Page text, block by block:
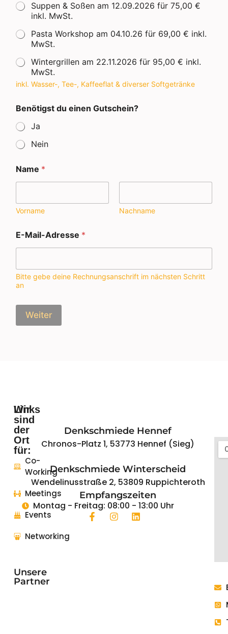
Suppen & Soßen am 12.09.2026 für 75,00 €
inkl. MwSt.
Pasta Workshop am 04.10.26 für 69,00 € inkl.
MwSt.
Wintergrillen am 22.11.2026 für 95,00 € inkl.
MwSt.
inkl. Wasser-, Tee-, Kaffeeflat & diverser Softgetränke
Benötigst du einen Gutschein?
Ja
Nein
Name *
Vorname Nachname
E-Mail-Adresse *
Bitte gebe deine Rechnungsanschrift im nächsten Schritt
an
Weiter
Denkschmiede Hennef
Chronos-Platz 1, 53773 Hennef (Sieg)
Denkschmiede Winterscheid
Wendelinusstraße 2, 53809 Ruppichteroth
Empfangszeiten
Montag - Freitag: 08:00 - 13:00 Uhr
Wir
sind
der
Ort
für:
Co-
Working
Meetings
Events
Networking
Unsere
Partner
Links
Startseite
Events
News
Das
Projekt